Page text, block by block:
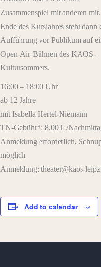
Zusammenspiel mit anderen
Ende des Kursjahres steht dann
Aufführung vor Publikum auf
Open-Air-Bühnen des KAOS-
Kultursommers.
16:00 – 18:00 Uhr
ab 12 Jahre
mit Isabella Hertel-Niemann
TN-Gebühr*: 8,00 € /
Anmeldung erforderlich,
möglich
Anmeldung: theater@kaos-
Add to calendar